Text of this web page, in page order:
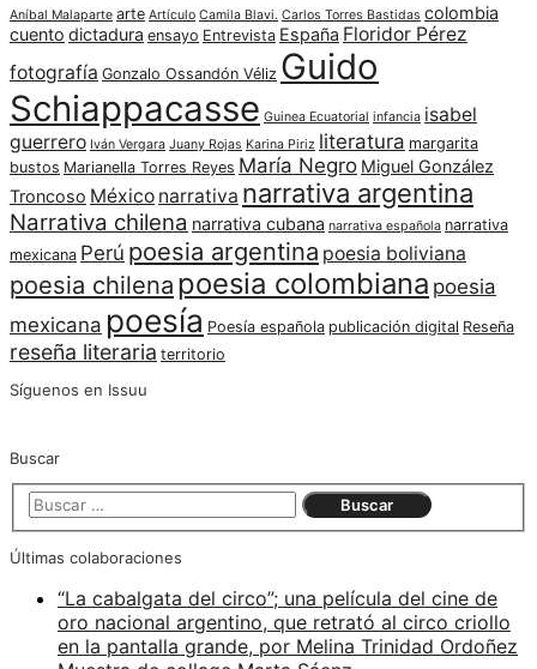
Aníbal Malaparte arte Artículo Camila Blavi. Carlos Torres Bastidas colombia
cuento dictadura ensayo Entrevista España Floridor Pérez
fotografía Gonzalo Ossandón Véliz Guido
Schiappacasse Guinea Ecuatorial infancia isabel
guerrero Iván Vergara Juany Rojas Karina Piriz literatura margarita
bustos Marianella Torres Reyes María Negro Miguel González
Troncoso México narrativa narrativa argentina
Narrativa chilena narrativa cubana narrativa española narrativa
mexicana Perú poesia argentina poesia boliviana
poesia chilena poesia colombiana poesia
mexicana poesía Poesía española publicación digital Reseña
reseña literaria territorio
Síguenos en Issuu
Buscar
Últimas colaboraciones
“La cabalgata del circo”; una película del cine de
oro nacional argentino, que retrató al circo criollo
en la pantalla grande, por Melina Trinidad Ordoñez